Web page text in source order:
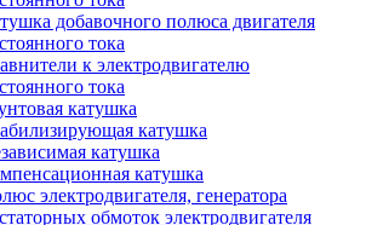
добавочного полюса двигателя
тока
к электродвигателю
тока
катушка
катушка
катушка
катушка
электродвигателя, генератора
обмоток электродвигателя